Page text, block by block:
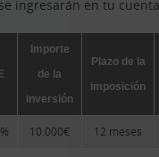
ingresarán en tu
Importe
de la
inversión
Plazo de la
imposición
10.000€ 12 meses